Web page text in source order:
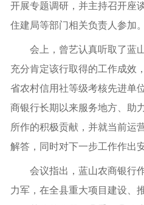
开展专题调研，并主持召开座
住建局等部门相关负责人参加。
会上，曾艺认真听取了蓝
充分肯定该行取得的工作成效
省农村信用社等级考核先进单
商银行长期以来服务地方、助
所作的积极贡献，并就当前运
解答，同时对下一步工作作出
会议指出，蓝山农商银行
力军，在全县重大项目建设、